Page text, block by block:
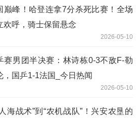
巅峰！哈登连拿7分杀死比赛！全场
欢呼，骑士保留悬念
2026-05-10
赛男团半决赛：林诗栋0-3不敌F-勒
，国乒1-1法国_今日热闻
2026-05-10
海战术”到“农机战队”！兴安农垦的